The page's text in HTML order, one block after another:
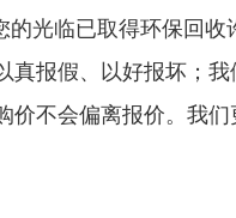
光临已取得环保回
真报假、以好报坏；
价不会偏离报价。我